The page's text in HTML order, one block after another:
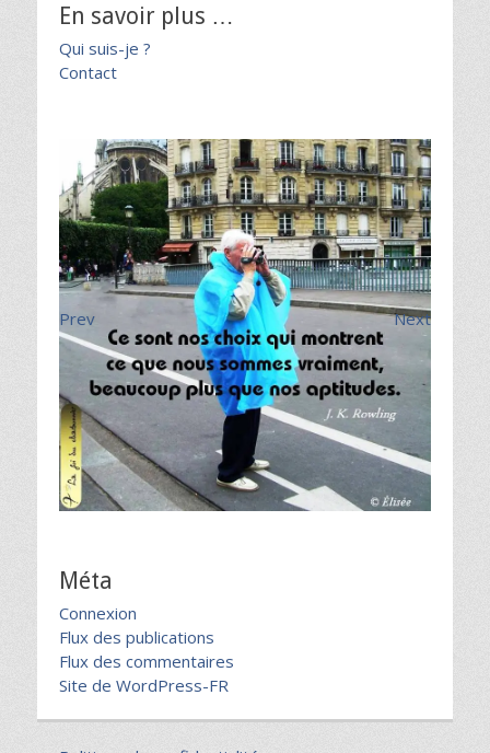
En savoir plus …
Qui suis-je ?
Contact
Prev Next
Méta
Connexion
Flux des publications
Flux des commentaires
Site de WordPress-FR